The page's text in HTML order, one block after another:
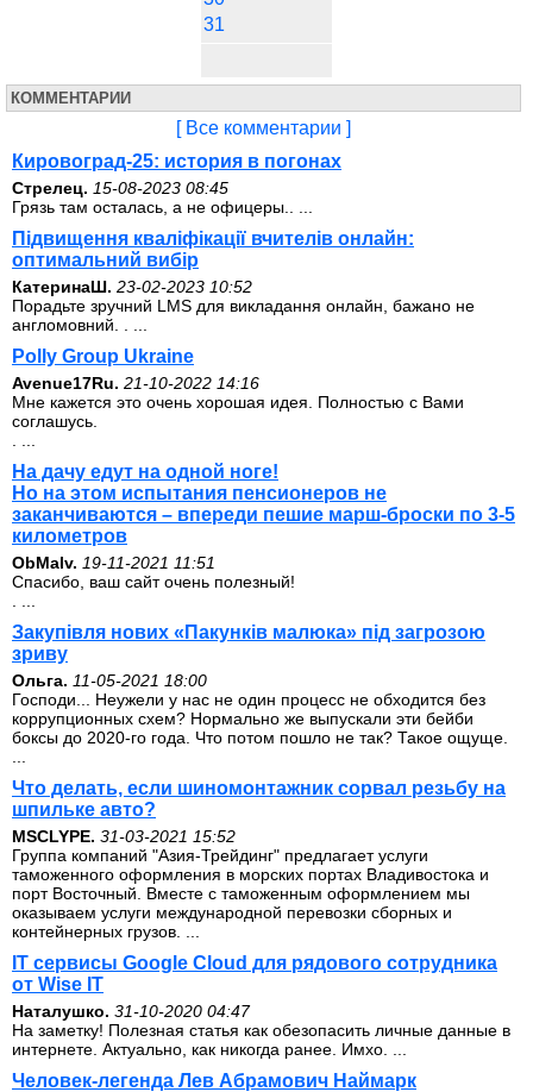
31
КОММЕНТАРИИ
[ Все комментарии ]
Кировоград-25: история в погонах
Стрелец. 15-08-2023 08:45
Грязь там осталась, а не офицеры.. ...
Підвищення кваліфікації вчителів онлайн:
оптимальний вибір
КатеринаШ. 23-02-2023 10:52
Порадьте зручний LMS для викладання онлайн, бажано не
англомовний. . ...
Polly Group Ukraine
Avenue17Ru. 21-10-2022 14:16
Мне кажется это очень хорошая идея. Полностью с Вами
соглашусь.
На дачу едут на одной ноге!
Но на этом испытания пенсионеров не
заканчиваются – впереди пешие марш-броски по 3-5
километров
ОbMalv. 19-11-2021 11:51
Спасибо, ваш сайт очень полезный!
Закупівля нових «Пакунків малюка» під загрозою
зриву
Ольга. 11-05-2021 18:00
Господи... Неужели у нас не один процесс не обходится без
коррупционных схем? Нормально же выпускали эти бейби
боксы до 2020-го года. Что потом пошло не так? Такое ощуще.
Что делать, если шиномонтажник сорвал резьбу на
шпильке авто?
MSCLYPE. 31-03-2021 15:52
Группа компаний "Азия-Трейдинг" предлагает услуги
таможенного оформления в морских портах Владивостока и
порт Восточный. Вместе с таможенным оформлением мы
оказываем услуги международной перевозки сборных и
контейнерных грузов. ...
IT сервисы Google Cloud для рядового сотрудника
от Wise IT
Наталушко. 31-10-2020 04:47
На заметку! Полезная статья как обезопасить личные данные в
интернете. Актуально, как никогда ранее. Имхо. ...
Человек-легенда Лев Абрамович Наймарк